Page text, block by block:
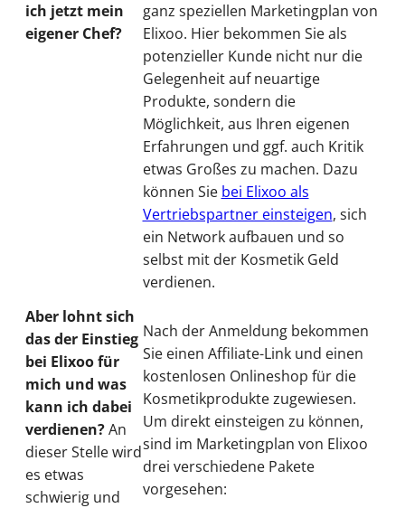
ich jetzt mein
eigener Chef?
ganz speziellen Marketingplan von
Elixoo. Hier bekommen Sie als
potenzieller Kunde nicht nur die
Gelegenheit auf neuartige
Produkte, sondern die
Möglichkeit, aus Ihren eigenen
Erfahrungen und ggf. auch Kritik
etwas Großes zu machen. Dazu
können Sie bei Elixoo als
Vertriebspartner einsteigen, sich
ein Network aufbauen und so
selbst mit der Kosmetik Geld
verdienen.
Aber lohnt sich
das der Einstieg
bei Elixoo für
mich und was
kann ich dabei
verdienen?An
dieser Stelle wird
es etwas
schwierig und
Nach der Anmeldung bekommen
Sie einen Affiliate-Link und einen
kostenlosen Onlineshop für die
Kosmetikprodukte zugewiesen.
Um direkt einsteigen zu können,
sind im Marketingplan von Elixoo
drei verschiedene Pakete
vorgesehen: